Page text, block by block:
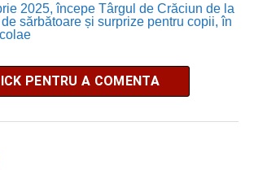
2025, începe Târgul de Crăciun de la
sărbătoare și surprize pentru copii, în
PENTRU A COMENTA